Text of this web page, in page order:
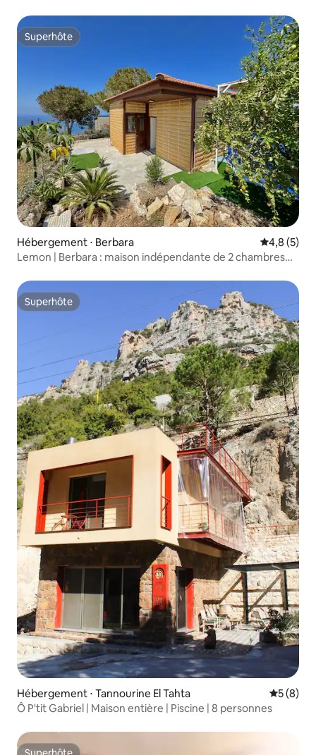
Superhôte
Superhôte
Hébergement ⋅ Berbara Évaluation
4,8 (5)
Lemon | Berbara : maison indépendante de 2 chambres
Superhôte
Superhôte
Hébergement ⋅ Tannourine El Tahta
5 (8)
Ô P'tit Gabriel | Maison entière | Piscine | 8 personnes